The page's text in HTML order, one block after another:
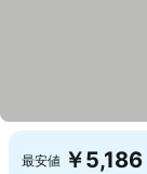
最安値 ￥5,186